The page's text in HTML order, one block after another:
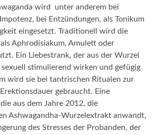
wird unter anderem bei
bei Entzündungen, als Tonikum
eingesetzt. Traditionell wird die
Aphrodisiakum, Amulett oder
Ein Liebestrank, der aus der Wurzel
stimulierend wirken und gefügig
wird sie bei tantrischen Ritualen zur
gebraucht. Eine
aus dem Jahre 2012, die
Ashwagandha-Wurzelextrakt anwandt,
des Stresses der Probanden, der